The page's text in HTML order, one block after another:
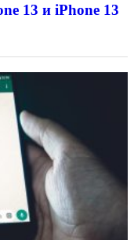
13 и iPhone 13